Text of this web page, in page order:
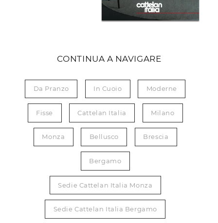
CONTINUA A NAVIGARE
Da Pranzo In Cuoio Moderne
Fisse Cattelan Italia Milano
Monza Bellusco Brescia
Bergamo
Sedie Cattelan Italia Monza
Sedie Cattelan Italia Bergamo